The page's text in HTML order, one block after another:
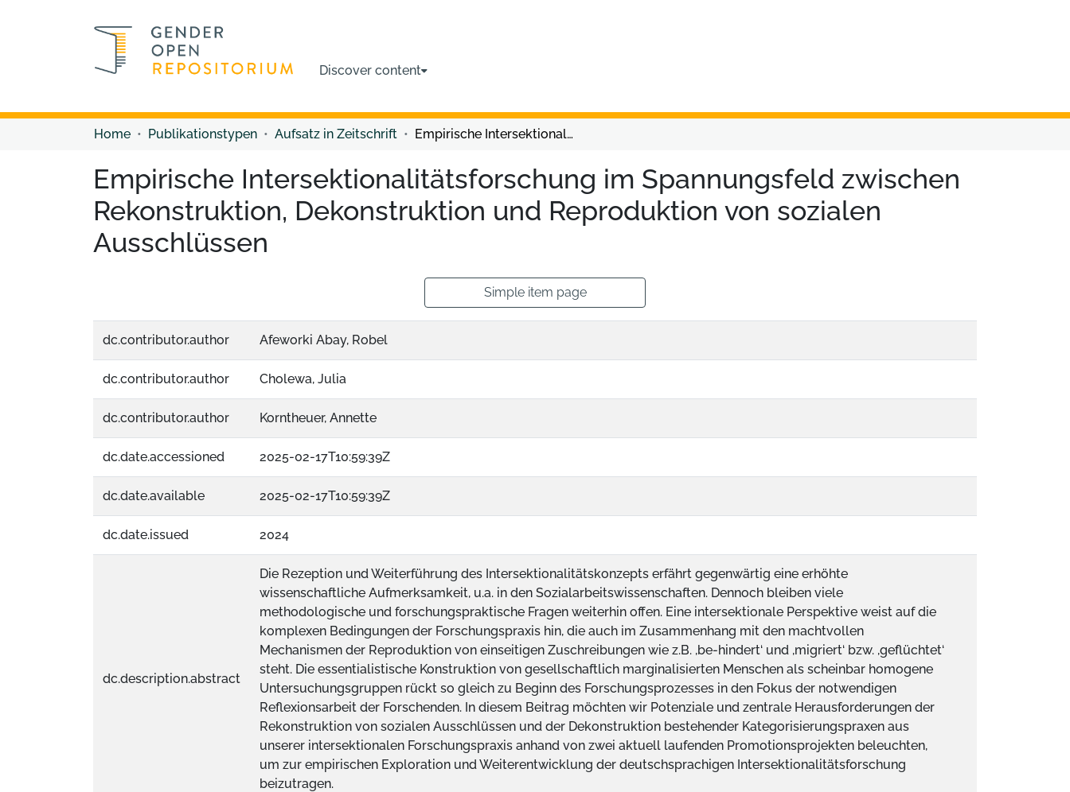
Discover content
Home Publikationstypen Aufsatz in Zeitschrift Empirische Intersektionalitätsforschung im Spannungsfeld zwischen Rekonstruktion, Dekonstruktion und Reproduktion von sozialen Ausschlüssen
Empirische Intersektionalitätsforschung im Spannungsfeld zwischen
Rekonstruktion, Dekonstruktion und Reproduktion von sozialen
Ausschlüssen
Simple item page
dc.contributor.author Afeworki Abay, Robel
dc.contributor.author Cholewa, Julia
dc.contributor.author Korntheuer, Annette
dc.date.accessioned 2025-02-17T10:59:39Z
dc.date.available 2025-02-17T10:59:39Z
dc.date.issued 2024
dc.description.abstract
Die Rezeption und Weiterführung des Intersektionalitätskonzepts erfährt gegenwärtig eine erhöhte
wissenschaftliche Aufmerksamkeit, u.a. in den Sozialarbeitswissenschaften. Dennoch bleiben viele
methodologische und forschungspraktische Fragen weiterhin offen. Eine intersektionale Perspektive weist auf die
komplexen Bedingungen der Forschungspraxis hin, die auch im Zusammenhang mit den machtvollen
Mechanismen der Reproduktion von einseitigen Zuschreibungen wie z.B. ,be-hindert‘ und ,migriert‘ bzw. ,geflüchtet‘
steht. Die essentialistische Konstruktion von gesellschaftlich marginalisierten Menschen als scheinbar homogene
Untersuchungsgruppen rückt so gleich zu Beginn des Forschungsprozesses in den Fokus der notwendigen
Reflexionsarbeit der Forschenden. In diesem Beitrag möchten wir Potenziale und zentrale Herausforderungen der
Rekonstruktion von sozialen Ausschlüssen und der Dekonstruktion bestehender Kategorisierungspraxen aus
unserer intersektionalen Forschungspraxis anhand von zwei aktuell laufenden Promotionsprojekten beleuchten,
um zur empirischen Exploration und Weiterentwicklung der deutschsprachigen Intersektionalitätsforschung
beizutragen.